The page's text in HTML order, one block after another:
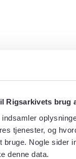
Rigsarkivets brug
tjenester, og
bruge. Nogle sider
denne data.